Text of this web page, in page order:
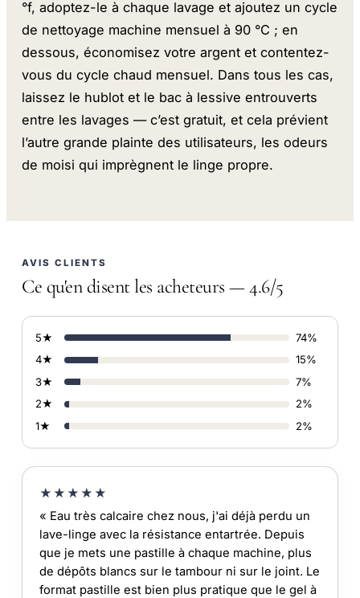
°f, adoptez-le à chaque lavage et ajoutez un cycle
de nettoyage machine mensuel à 90 °C ; en
dessous, économisez votre argent et contentez-
vous du cycle chaud mensuel. Dans tous les cas,
laissez le hublot et le bac à lessive entrouverts
entre les lavages — c’est gratuit, et cela prévient
l’autre grande plainte des utilisateurs, les odeurs
de moisi qui imprègnent le linge propre.
AVIS CLIENTS
Ce qu'en disent les acheteurs — 4.6/5
5★
74%
4★
15%
3★
7%
2★
2%
1★
2%
★★★★★
« Eau très calcaire chez nous, j'ai déjà perdu un
lave-linge avec la résistance entartrée. Depuis
que je mets une pastille à chaque machine, plus
de dépôts blancs sur le tambour ni sur le joint. Le
format pastille est bien plus pratique que le gel à